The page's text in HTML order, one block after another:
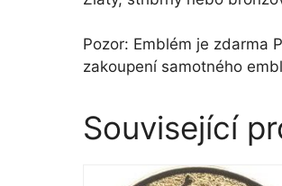
Pozor: Emblém je zdarma
zakoupení samotného
Související